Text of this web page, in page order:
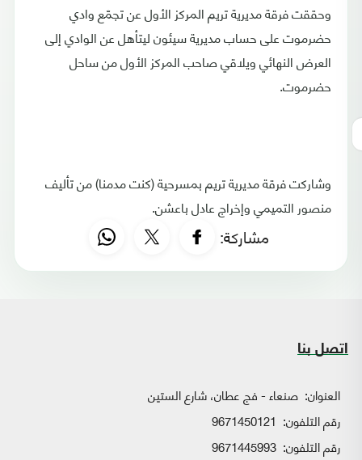
وحققت فرقة مديرية تريم المركز الأول عن تجمّع وادي
حضرموت على حساب مديرية سيئون ليتأهل عن الوادي إلى
العرض النهائي ويلاقي صاحب المركز الأول من ساحل
حضرموت.
وشاركت فرقة مديرية تريم بمسرحية (كنت مدمنا) من تأليف
منصور التميمي وإخراج عادل باعشن.
مشاركة:
اتصل بنا
العنوان: صنعاء - فج عطان، شارع الستين
رقم التلفون: 9671450121
رقم التلفون: 9671445993